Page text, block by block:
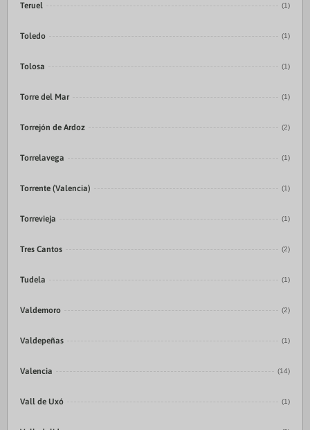
Teruel (1)
Toledo (1)
Tolosa (1)
Torre del Mar (1)
Torrejón de Ardoz (2)
Torrelavega (1)
Torrente (Valencia) (1)
Torrevieja (1)
Tres Cantos (2)
Tudela (1)
Valdemoro (2)
Valdepeñas (1)
Valencia (14)
Vall de Uxó (1)